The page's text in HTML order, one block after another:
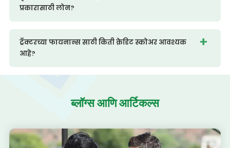
प्रकारासाठी लोन?
ट्रॅक्टरच्या फायनान्स साठी किती क्रेडिट स्कोअर आवश्यक
आहे?
ब्लॉग्स आणिआर्टिकल्स